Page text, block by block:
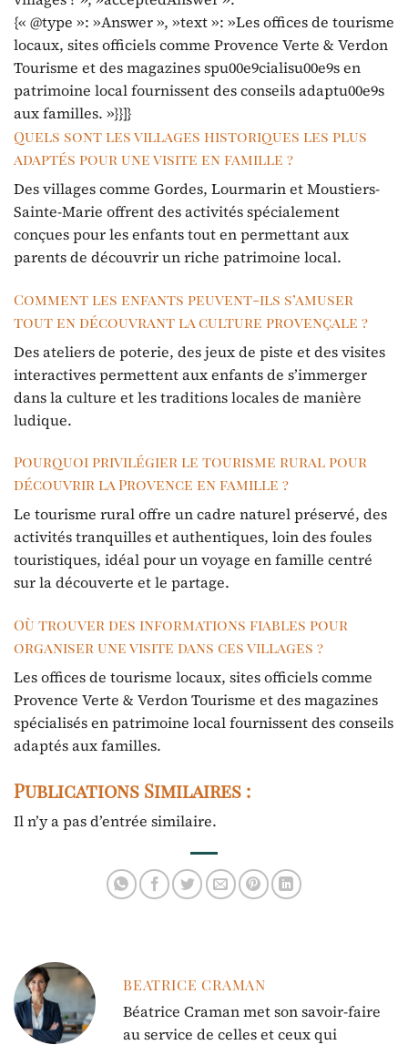
{« @type »: »Answer », »text »: »Les offices de tourisme
locaux, sites officiels comme Provence Verte & Verdon
Tourisme et des magazines spu00e9cialisu00e9s en
patrimoine local fournissent des conseils adaptu00e9s
aux familles. »}}]}
Quels sont les villages historiques les plus
adaptés pour une visite en famille ?
Des villages comme Gordes, Lourmarin et Moustiers-
Sainte-Marie offrent des activités spécialement
conçues pour les enfants tout en permettant aux
parents de découvrir un riche patrimoine local.
Comment les enfants peuvent-ils s’amuser
tout en découvrant la culture provençale ?
Des ateliers de poterie, des jeux de piste et des visites
interactives permettent aux enfants de s’immerger
dans la culture et les traditions locales de manière
ludique.
Pourquoi privilégier le tourisme rural pour
découvrir la Provence en famille ?
Le tourisme rural offre un cadre naturel préservé, des
activités tranquilles et authentiques, loin des foules
touristiques, idéal pour un voyage en famille centré
sur la découverte et le partage.
Où trouver des informations fiables pour
organiser une visite dans ces villages ?
Les offices de tourisme locaux, sites officiels comme
Provence Verte & Verdon Tourisme et des magazines
spécialisés en patrimoine local fournissent des conseils
adaptés aux familles.
Publications Similaires :
Il n’y a pas d’entrée similaire.
BEATRICE CRAMAN
Béatrice Craman met son savoir-faire
au service de celles et ceux qui